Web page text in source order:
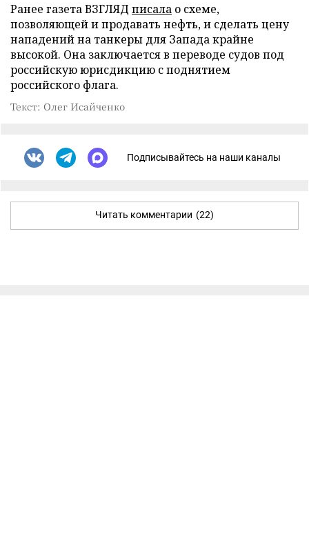
Ранее газета ВЗГЛЯД писала о схеме,
позволяющей и продавать нефть, и сделать цену
нападений на танкеры для Запада крайне
высокой. Она заключается в переводе судов под
российскую юрисдикцию с поднятием
российского флага.
Текст: Олег Исайченко
Подписывайтесь на наши каналы
Читать комментарии (22)